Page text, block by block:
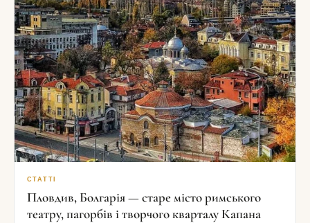
СТАТТІ
Пловдив, Болгарія — старе місто римського
театру, пагорбів і творчого кварталу Капана